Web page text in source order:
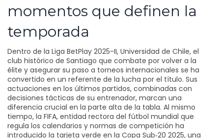
momentos que definen la
temporada
Dentro de la Liga BetPlay 2025-II, Universidad de Chile, el
club histórico de Santiago que combate por volver a la
élite y asegurar su paso a torneos internacionales se ha
convertido en un referente de la lucha por el título. Sus
actuaciones en los últimos partidos, combinadas con
decisiones tácticas de su entrenador, marcan una
diferencia crucial en la parte alta de la tabla. Al mismo
tiempo, la FIFA, entidad rectora del fútbol mundial que
regula los calendarios y normas de competición ha
introducido la tarjeta verde en la Copa Sub‑20 2025, una